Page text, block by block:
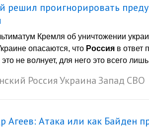
решил проигнорировать
Кремля об уничтожении
опасаются, что Россия в ответ
это не волнует, для него это всего
РоссияУкраина Запад СВО
Агеев: Атака или как Байден